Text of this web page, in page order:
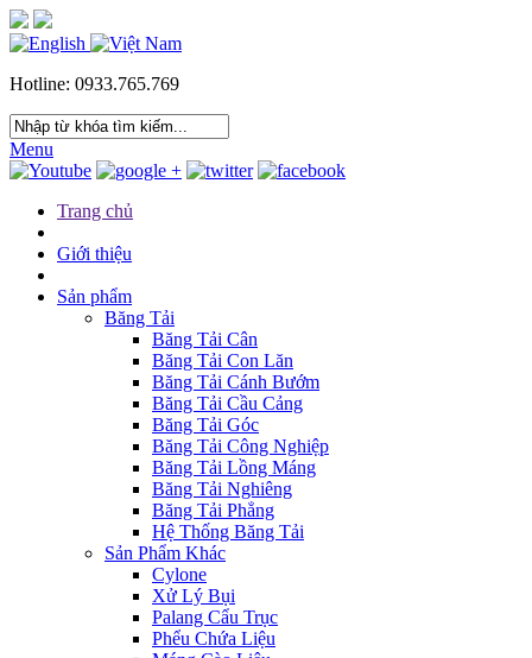
Hotline: 0933.765.769
Menu
Trang chủ
Giới thiệu
Sản phẩm
Băng Tải
Băng Tải Cân
Băng Tải Con Lăn
Băng Tải Cánh Bướm
Băng Tải Cầu Cảng
Băng Tải Góc
Băng Tải Công Nghiệp
Băng Tải Lồng Máng
Băng Tải Nghiêng
Băng Tải Phẳng
Hệ Thống Băng Tải
Sản Phẩm Khác
Cylone
Xử Lý Bụi
Palang Cẩu Trục
Phểu Chứa Liệu